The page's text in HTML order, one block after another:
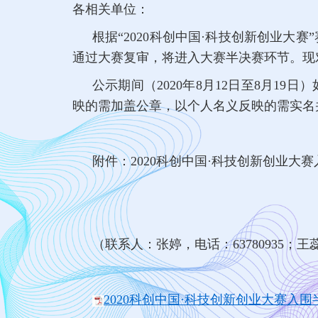
各相关单位：
根据“2020科创中国·科技创新创业大
通过大赛复审，将进入大赛半决赛环节。
公示期间（2020年8月12日至8月19日
映的需加盖公章，以个人名义反映的需实
附件：2020科创中国·科技创新创业大
（联系人：张婷，电话：63780935；王
2020科创中国·科技创新创业大赛入